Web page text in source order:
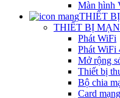
Màn hình
THIẾT
THIẾT BỊ
Phát WiFi
Phát WiFi
Mở rộng
Thiết bị
Bộ chia
Card